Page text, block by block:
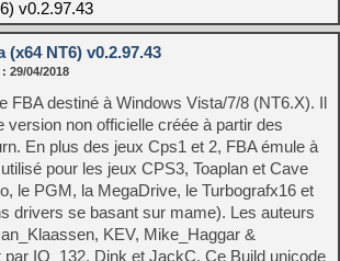
v0.2.97.43
NT6) v0.2.97.43
29/04/2018
FBA destiné à Windows Vista/7/8 (NT6.X). Il
version non officielle créée à partir des
En plus des jeux Cps1 et 2, FBA émule à
pour les jeux CPS3, Toaplan et Cave
le PGM, la MegaDrive, le Turbografx16 et
drivers se basant sur mame). Les auteurs
KEV, Mike_Haggar &
par IQ_132, Dink et JackC. Ce Build unicode